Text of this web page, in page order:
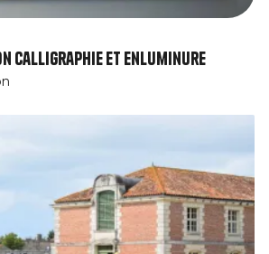
calligraphie et enluminure